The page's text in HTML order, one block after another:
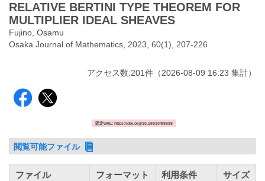
RELATIVE BERTINI TYPE THEOREM FOR
MULTIPLIER IDEAL SHEAVES
Fujino, Osamu
Osaka Journal of Mathematics, 2023, 60(1), 207-226
アクセス数:201件 （2026-08-09 16:23 集計）
固定URL: https://doi.org/10.18910/89998
閲覧可能ファイル
ファイル フォーマット 利用条件 サイズ